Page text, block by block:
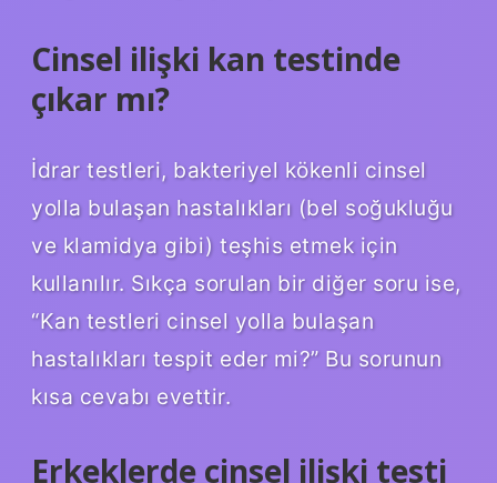
Cinsel ilişki kan testinde
çıkar mı?
İdrar testleri, bakteriyel kökenli cinsel
yolla bulaşan hastalıkları (bel soğukluğu
ve klamidya gibi) teşhis etmek için
kullanılır. Sıkça sorulan bir diğer soru ise,
“Kan testleri cinsel yolla bulaşan
hastalıkları tespit eder mi?” Bu sorunun
kısa cevabı evettir.
Erkeklerde cinsel ilişki testi